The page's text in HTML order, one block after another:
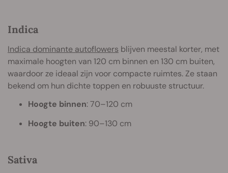
Indica
Indica dominante autoflowers blijven meestal korter, met
maximale hoogten van 120 cm binnen en 130 cm buiten,
waardoor ze ideaal zijn voor compacte ruimtes. Ze staan
bekend om hun dichte toppen en robuuste structuur.
Hoogte binnen: 70–120 cm
Hoogte buiten: 90–130 cm
Sativa